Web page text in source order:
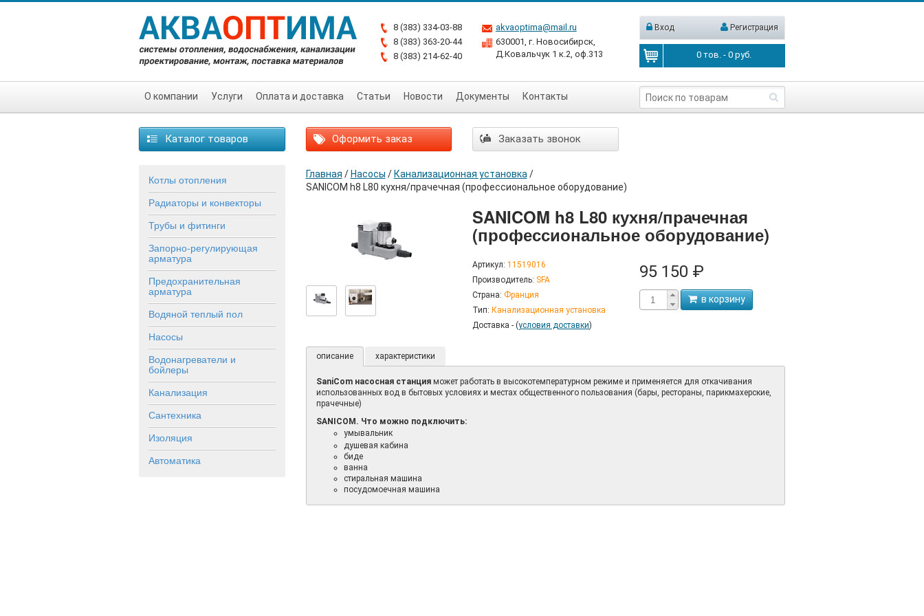
8 (383) 334-03-88
8 (383) 363-20-44
8 (383) 214-62-40
akvaoptima@mail.ru
630001, г. Новосибирск,
Д.Ковальчук 1 к.2, оф.313
Вход Регистрация
0 тов. -0 руб.
О компании Услуги Оплата и доставка Статьи Новости Документы Контакты
Каталог товаров Оформить заказ Заказать звонок
Котлы отопления
Радиаторы и конвекторы
Трубы и фитинги
Запорно-регулирующая
арматура
Предохранительная
арматура
Водяной теплый пол
Насосы
Водонагреватели и
бойлеры
Канализация
Сантехника
Изоляция
Автоматика
Главная / Насосы / Канализационная установка /
SANICOM h8 L80 кухня/прачечная (профессиональное оборудование)
SANICOM h8 L80 кухня/прачечная
(профессиональное оборудование)
Артикул: 11519016
Производитель: SFA
Страна: Франция
Тип: Канализационная установка
Доставка - (условия доставки)
95 150 ₽
в корзину
описание характеристики
SaniCom насосная станцияможет работать в высокотемпературном режиме и применяется для откачивания
использованных вод в бытовых условиях и местах общественного пользования (бары, рестораны, парикмахерские,
прачечные)
SANICOM. Что можно подключить:
умывальник
душевая кабина
биде
ванна
стиральная машина
посудомоечная машина